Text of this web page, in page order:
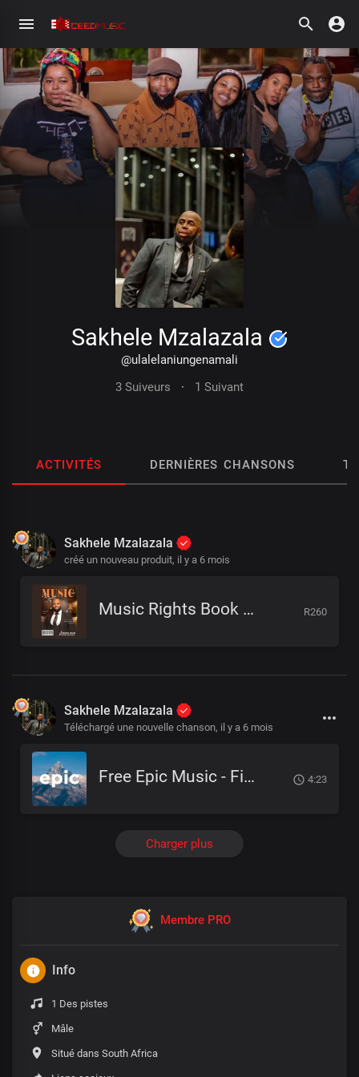
Sakhele Mzalazala
@ulalelaniungenamali
3 Suiveurs
· 1 Suivant
ACTIVITÉS DERNIÈRES CHANSONS
Sakhele Mzalazala
créé un nouveau produit, il y a 6 mois
Music Rights Book Vol 2 by Sakhele Mzalazala R260
Sakhele Mzalazala
Téléchargé une nouvelle chanson, il y a 6 mois
Free Epic Music - Fire And Thunder 4:23
Charger plus
Membre PRO
Info
1 Des pistes
Mâle
Situé dans South Africa